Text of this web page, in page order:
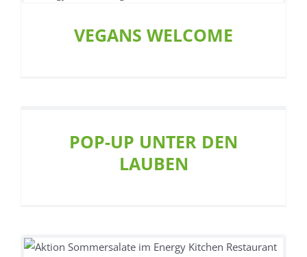
VEGANS WELCOME
POP-UP UNTER DEN
LAUBEN